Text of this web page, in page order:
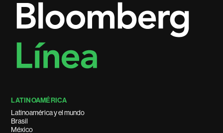
LATINOAMÉRICA
Latinoamérica y el mundo
Brasil
México